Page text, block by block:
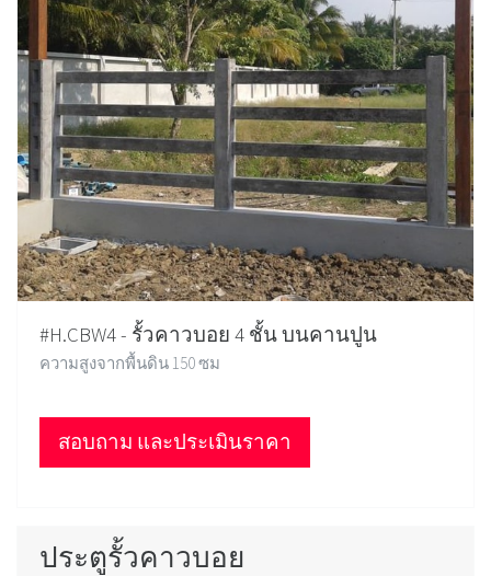
#H.CBW4 - รั้วคาวบอย 4 ชั้น บนคานปูน
ความสูงจากพื้นดิน 150 ซม
สอบถาม และประเมินราคา
ประตูรั้วคาวบอย